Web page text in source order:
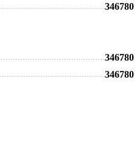
346780
346780
346780